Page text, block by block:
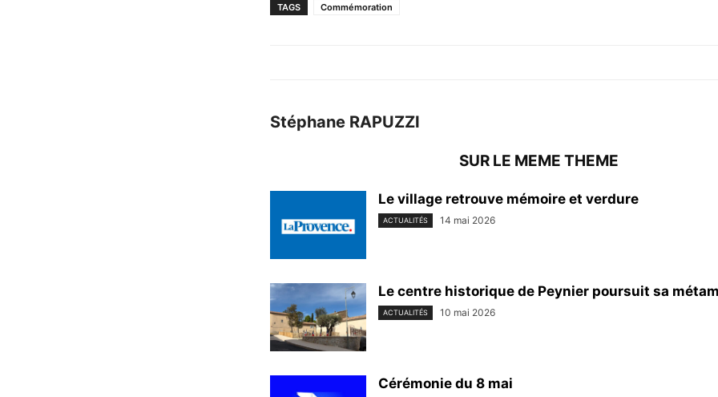
TAGS Commémoration
Stéphane RAPUZZI
SUR LE MEME THEME
Le village retrouve mémoire et verdure
ACTUALITÉS 14 mai 2026
Le centre historique de Peynier poursuit sa
ACTUALITÉS 10 mai 2026
Cérémonie du 8 mai